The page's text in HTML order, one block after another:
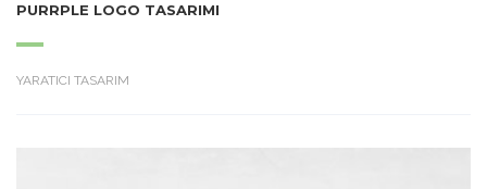
PURRPLE LOGO TASARIMI
YARATICI TASARIM